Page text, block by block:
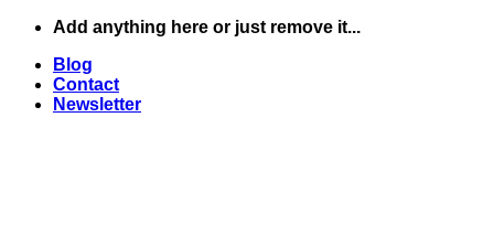
Skip
content
Add anything here or just remove it...
Blog
Contact
Newsletter